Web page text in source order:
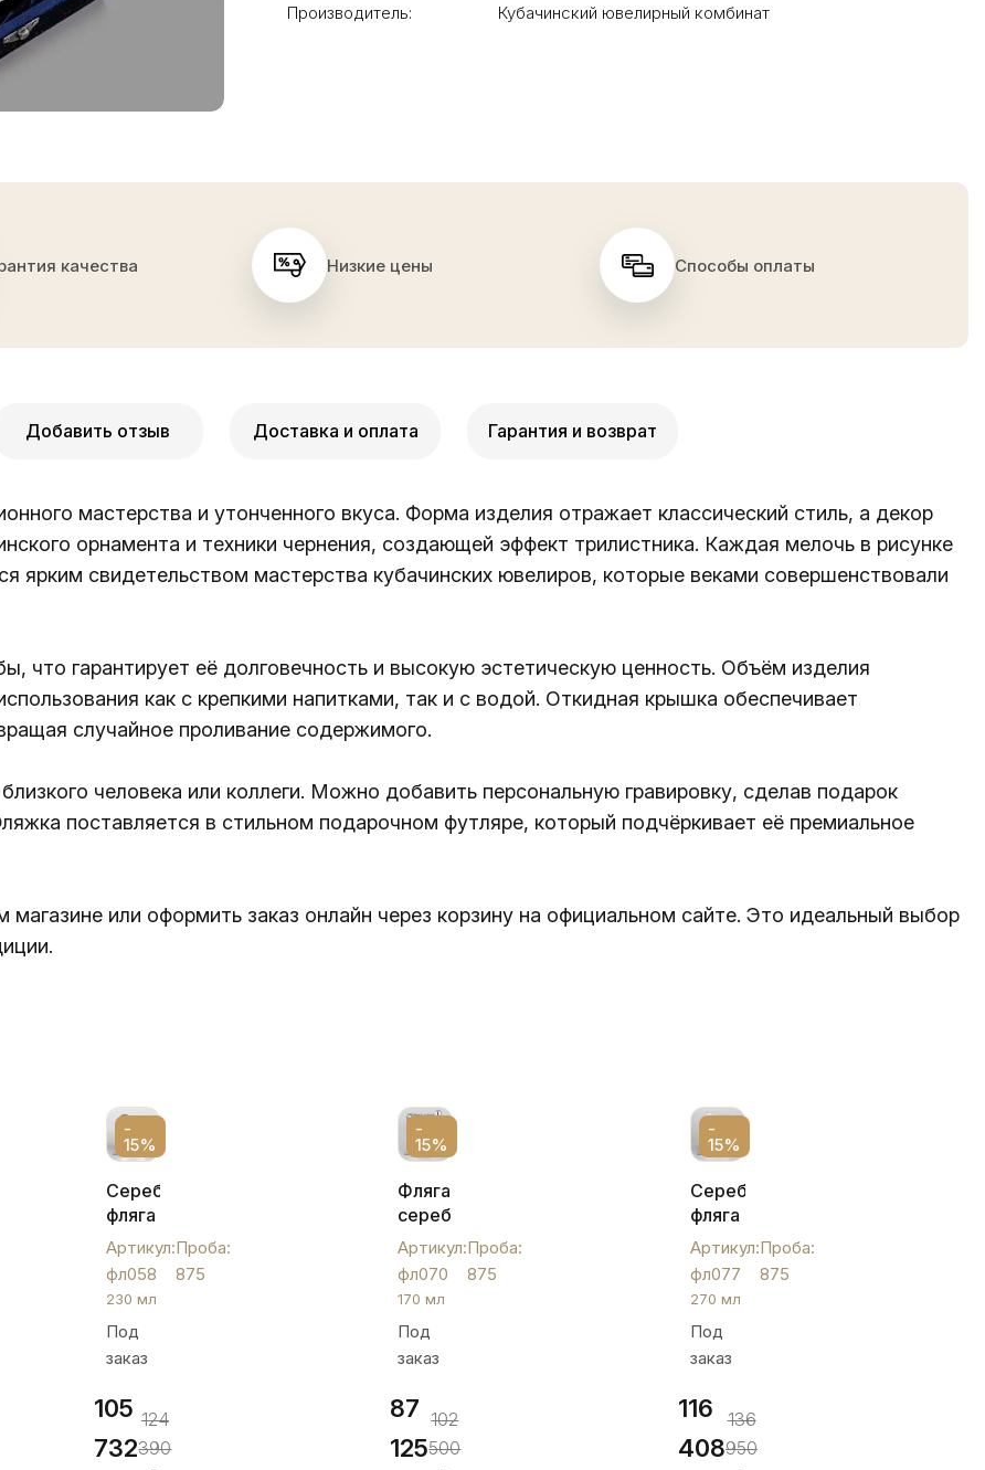
Производитель:
Кубачинский ювелирный комбинат
качества Низкие цены Способы оплаты
Добавить отзыв Доставка и оплата Гарантия и возврат
мастерства и утонченного вкуса. Форма изделия отражает классический стиль, а декор
орнамента и техники чернения, создающей эффект трилистника. Каждая мелочь в рисунке
ярким свидетельством мастерства кубачинских ювелиров, которые веками совершенствовали
что гарантирует её долговечность и высокую эстетическую ценность. Объём изделия
как с крепкими напитками, так и с водой. Откидная крышка обеспечивает
случайное проливание содержимого.
человека или коллеги. Можно добавить персональную гравировку, сделав подарок
поставляется в стильном подарочном футляре, который подчёркивает её премиальное
или оформить заказ онлайн через корзину на официальном сайте. Это идеальный выбор
-
15%
Серебряная
фляга
с
откидной
крышкой,
фл058
Артикул:
фл058
Проба:
875
230 мл
Под
заказ
105
732
124
390
-
15%
Фляга
серебряная
«Три
капли»,
фл070
Артикул:
фл070
Проба:
875
170 мл
Под
заказ
87
125
102
500
-
15%
Серебряная
фляга
с
чернением
по
краям,
270
мл,
Артикул:
фл077
Проба:
875
270 мл
Под
заказ
116
408
136
950